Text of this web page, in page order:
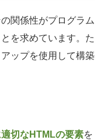
関係性がプログラム
を求めています。た
ップを使用して構築
切なHTMLの要素を